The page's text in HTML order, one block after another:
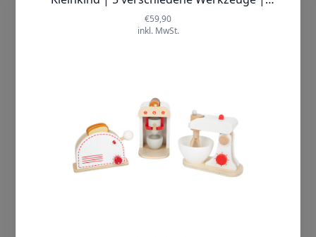
dieTechnik.de nutzt Cookies, damit wir
unsere Seiten sicher und zuverlässig
Werbung auf unseren Seiten verbessern
können. Mit Klick auf „Cookies
akzeptieren“ willigst Du zum einen in die
Verwendung von Cookies ein. Zum
anderen holen wir auf diese Weise –
soweit erforderlich – deine Einwilligung in